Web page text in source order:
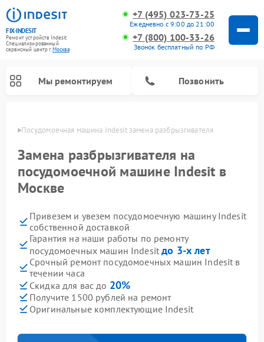
FIX-INDESIT
Ремонт устройств Indesit
Специализированный
cервисный центр г.Москва
+7 (495) 023-73-25
Ежедневно с 9:00 до 21:00
+7 (800) 100-33-26
Звонок бесплатный по РФ
Мы ремонтируем Позвонить
Посудомоечная машина Indesit замена разбрызгивателя
Замена разбрызгивателя на
посудомоечной машине Indesit в
Москве
Привезем и увезем посудомоечную машину Indesit
собственной доставкой
Гарантия на наши работы по ремонту
посудомоечных машин Indesitдо 3-х лет
Срочный ремонт посудомоечных машин Indesit в
течении часа
Скидка для вас до 20%
Получите 1500 рублей на ремонт
Оригинальные комплектующие Indesit